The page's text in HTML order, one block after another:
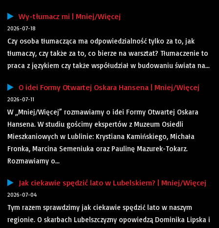
Wy-tłumacz mi | Mniej/Więcej
2026-07-18
Czy osoba tłumacząca ma odpowiedzialność tylko za to, jak
tłumaczy, czy także za to, co bierze na warsztat? Tłumaczenie to
praca z językiem czy także współudział w budowaniu świata na...
O idei Formy Otwartej Oskara Hansena | Mniej/Więcej
2026-07-11
W „Mniej/Więcej” rozmawiamy o idei Formy Otwartej Oskara
Hansena. W studiu gościmy ekspertów z Muzeum Osiedli
Mieszkaniowych w Lublinie: Krystiana Kamińskiego, Michała
Fronka, Marcina Semeniuka oraz Paulinę Mazurek-Tokarz.
Rozmawiamy o...
Jak ciekawie spędzić lato w Lubelskiem? | Mniej/Więcej
2026-07-04
Tym razem sprawdzimy jak ciekawie spędzić lato w naszym
regionie. O skarbach Lubelszczyzny opowiedzą Dominika Lipska i